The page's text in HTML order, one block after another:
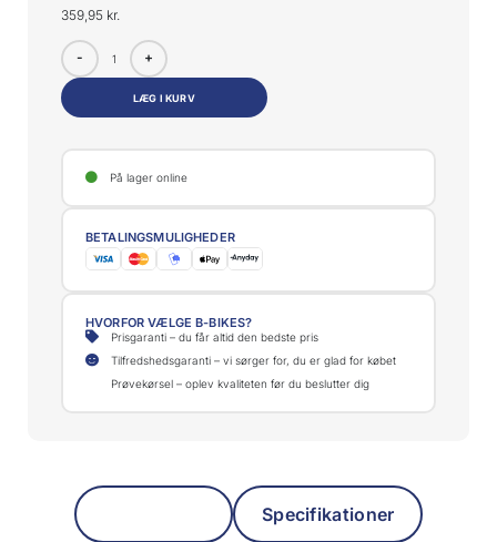
359,95 kr.
- +
LÆG I KURV
På lager online
BETALINGSMULIGHEDER
HVORFOR VÆLGE B-BIKES?
Prisgaranti – du får altid den bedste pris
Tilfredshedsgaranti – vi sørger for, du er glad for købet
Prøvekørsel – oplev kvaliteten før du beslutter dig
Specifikationer